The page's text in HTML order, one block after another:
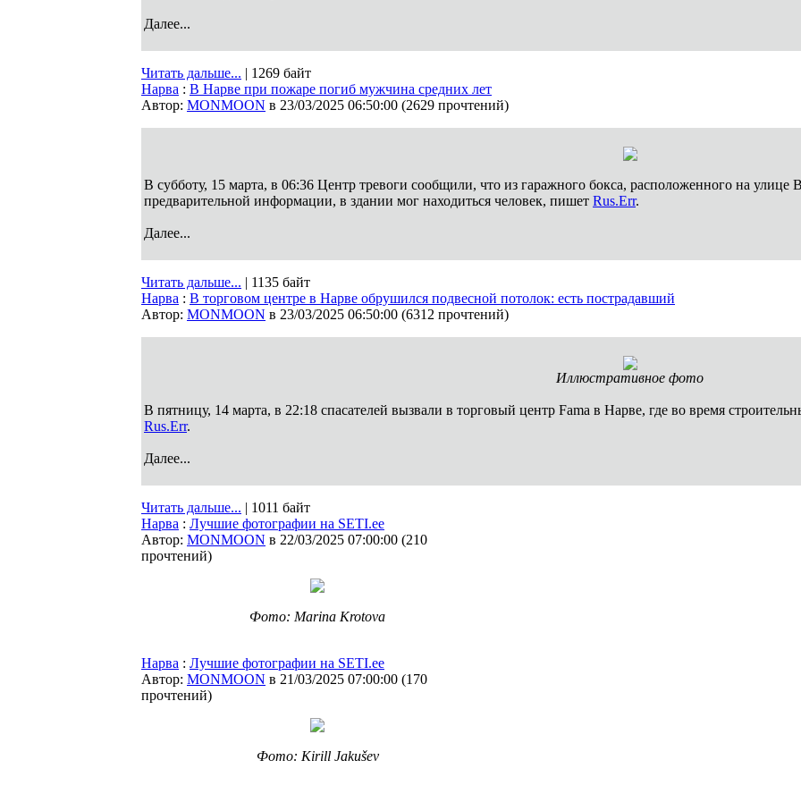
Далее...
Читать дальше... | 1269 байт
Нарва : В Нарве при пожаре погиб мужчина средних лет
Автор: MONMOON в 23/03/2025 06:50:00 (2629 прочтений)
В субботу, 15 марта, в 06:36 Центр тревоги сообщили, что из гаражного бокса, расположенного на
предварительной информации, в здании мог находиться человек, пишет Rus.Err.
Далее...
Читать дальше... | 1135 байт
Нарва : В торговом центре в Нарве обрушился подвесной потолок: есть пострадавший
Автор: MONMOON в 23/03/2025 06:50:00 (6312 прочтений)
Иллюстративное фото
В пятницу, 14 марта, в 22:18 спасателей вызвали в торговый центр Fama в Нарве, где во время
Rus.Err.
Далее...
Читать дальше... | 1011 байт
Нарва : Лучшие фотографии на SETI.ee
Автор: MONMOON в 22/03/2025 07:00:00 (210
прочтений)
Фото: Marina Krotova
Нарва : Лучшие фотографии на SETI.ee
Автор: MONMOON в 21/03/2025 07:00:00 (170
прочтений)
Фото: Kirill Jakušev